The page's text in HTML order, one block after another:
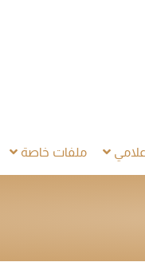
ملفات خاصة